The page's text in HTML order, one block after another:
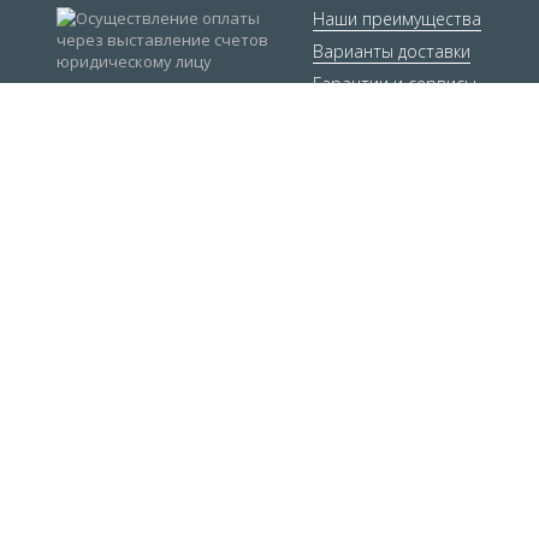
Наши преимущества
Варианты доставки
Гарантии и сервисы